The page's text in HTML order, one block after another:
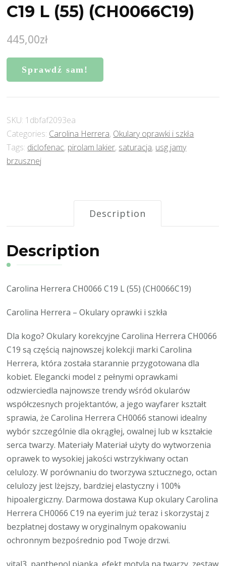
C19 L (55) (CH0066C19)
445,00zł
Sprawdź sam!
SKU: 1dbfaf2093ea
Categories: Carolina Herrera, Okulary oprawki i szkła
Tags: diclofenac, pirolam lakier, saturacja, usg jamy
brzusznej
Description
Description
Carolina Herrera CH0066 C19 L (55) (CH0066C19)
Carolina Herrera – Okulary oprawki i szkła
Dla kogo? Okulary korekcyjne Carolina Herrera CH0066
C19 są częścią najnowszej kolekcji marki Carolina
Herrera, która została starannie przygotowana dla
kobiet. Elegancki model z pełnymi oprawkami
odzwierciedla najnowsze trendy wśród okularów
współczesnych projektantów, a jego wayfarer kształt
sprawia, że Carolina Herrera CH0066 stanowi idealny
wybór szczególnie dla okrągłej, owalnej lub w kształcie
serca twarzy. Materiały Materiał użyty do wytworzenia
oprawek to wysokiej jakości wstrzykiwany octan
celulozy. W porównaniu do tworzywa sztucznego, octan
celulozy jest lżejszy, bardziej elastyczny i 100%
hipoalergiczny. Darmowa dostawa Kup okulary Carolina
Herrera CH0066 C19 na eyerim już teraz i skorzystaj z
bezpłatnej dostawy w oryginalnym opakowaniu
ochronnym bezpośrednio pod Twoje drzwi.